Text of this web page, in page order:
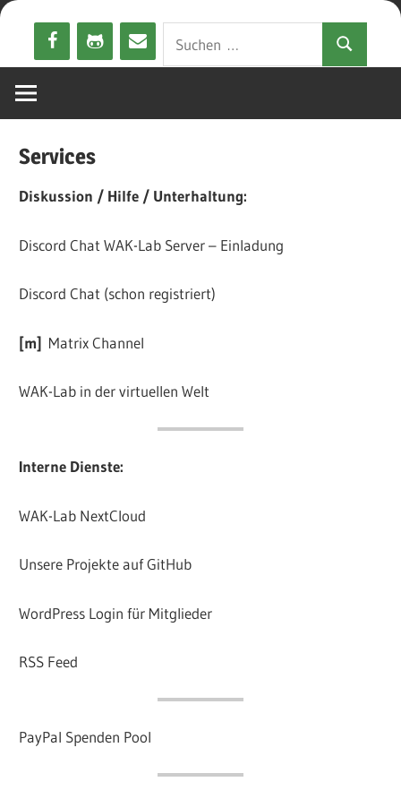
Zum
springen
Suchen
Services
Diskussion / Hilfe / Unterhaltung:
Discord Chat WAK-Lab Server – Einladung
Discord Chat (schon registriert)
[m] Matrix Channel
WAK-Lab in der virtuellen Welt
Interne Dienste:
WAK-Lab NextCloud
Unsere Projekte auf GitHub
WordPress Login für Mitglieder
RSS Feed
PayPal Spenden Pool